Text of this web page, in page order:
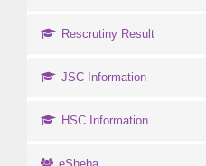
Rescrutiny Result
JSC Information
HSC Information